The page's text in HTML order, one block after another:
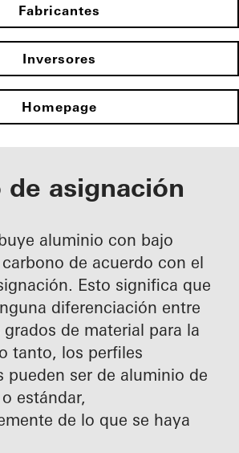
Fabricantes
Inversores
Homepage
de asignación
aluminio con bajo
de acuerdo con el
Esto significa que
diferenciación entre
de material para la
tanto, los perfiles
pueden ser de aluminio de
estándar,
de lo que se haya